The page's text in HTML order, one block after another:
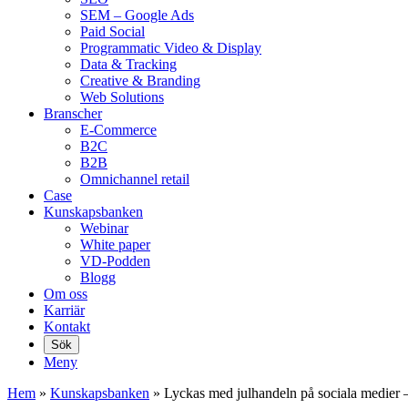
SEM – Google Ads
Paid Social
Programmatic Video & Display
Data & Tracking
Creative & Branding
Web Solutions
Branscher
E-Commerce
B2C
B2B
Omnichannel retail
Case
Kunskaps­banken
Webinar
White paper
VD-Podden
Blogg
Om oss
Karriär
Kontakt
Sök
Meny
Hem » Kunskaps­banken » Lyckas med julhandeln på sociala medier